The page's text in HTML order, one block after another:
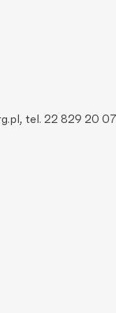
tel. 22 829 20